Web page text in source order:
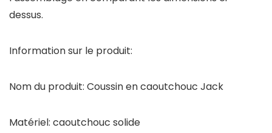
dessus.
Information sur le produit:
Nom du produit: Coussin en caoutchouc Jack
Matériel: caoutchouc solide